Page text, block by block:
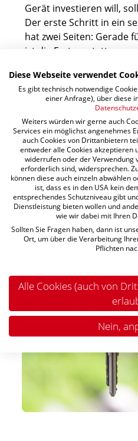
Gerät investieren will,
Der erste Schritt in ein
hat zwei Seiten: Gerade
ist die Erstausstattung
meistens mit einem
ist die neu gewonnene
Gefühl und der Anfang
Diese Webseite verwendet
Es gibt technisch notwendige
einer Anfrage), über diese
Weiters würden wir gerne auch
Services ein möglichst angenehmes
auch Cookies von Drittanbietern
entweder alle Cookies akzeptieren
widerrufen oder der Verwendung
erforderlich sind, widersprechen.
können diese auch einzeln abwählen
ist, dass es in den USA kein
entsprechendes Schutzniveau gibt
Dienstleistung bieten wollen und
wie wir dabei mit Ihren
Sollten Sie Fragen haben, dann ist
Ort, um über die Verarbeitung
Pflichten
Alle Cookies (auch von
Nein,